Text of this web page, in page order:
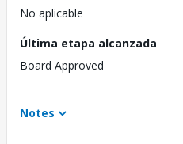
No aplicable
Última etapa alcanzada
Board Approved
Notes